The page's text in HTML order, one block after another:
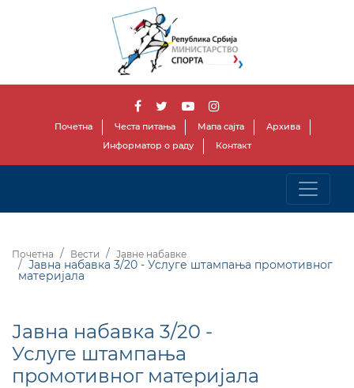
Почетна Честа питања Мапа сајта
Архива
Информатор о раду
Контакт
Почетна Вести Јавне набавке
Јавна набавка 3/20 - Услуге штампања промотивног
материјала
Јавна набавка 3/20 -
Услуге штампања
промотивног материјала